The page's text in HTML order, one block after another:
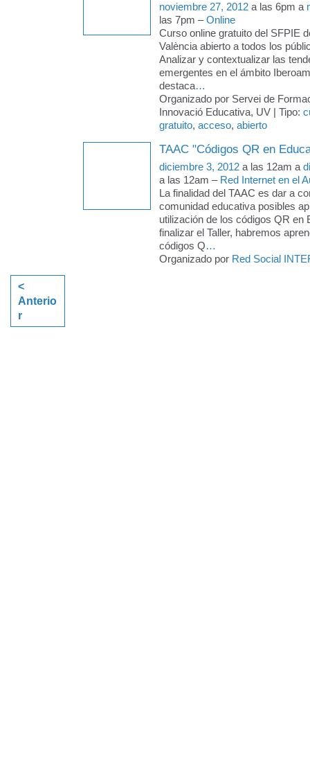
noviembre 27, 2012 a las 6pm a
las 7pm –Online
Curso online gratuito del SFPIE
València abierto a todos los
Analizar y contextualizar las
emergentes en el ámbito
destaca…
Organizado por Servei de
Innovació Educativa, UV | Tipo:
gratuito, acceso, abierto
TAAC "Códigos QR en
diciembre 3, 2012 a las 12am a
a las 12am – Red Internet en el
La finalidad del TAAC es dar a
comunidad educativa posibles
utilización de los códigos QR en
finalizar el Taller, habremos
códigos Q…
Organizado por Red Social
<
Anterio
r